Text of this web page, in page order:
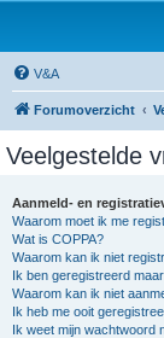
V&A
Forumoverzicht
Veelgestelde
Aanmeld- en
Waarom moet ik me
Wat is COPPA?
Waarom kan ik niet
Ik ben geregistreerd
Waarom kan ik niet
Ik heb me ooit
Ik weet mijn wachtwoord